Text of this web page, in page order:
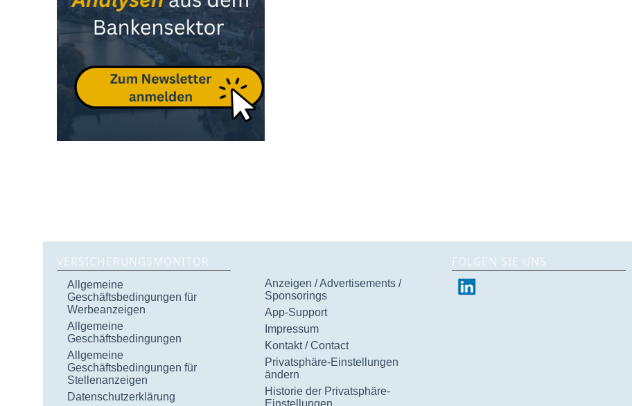
VERSICHERUNGSMONITOR
Allgemeine
Geschäftsbedingungen für
Werbeanzeigen
Allgemeine
Geschäftsbedingungen
Allgemeine
Geschäftsbedingungen für
Stellenanzeigen
Datenschutzerklärung
Anzeigen / Advertisements /
Sponsorings
App-Support
Impressum
Kontakt / Contact
Privatsphäre-Einstellungen
ändern
Historie der Privatsphäre-
Einstellungen
FOLGEN SIE UNS